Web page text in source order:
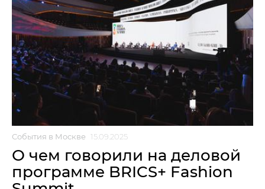
События в Москве 15.09.2025
О чем говорили на деловой
программе BRICS+ Fashion